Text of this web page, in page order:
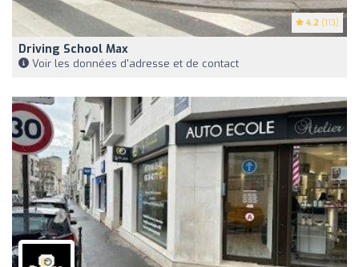
4.2 (113)
Driving School Max
Voir les données d'adresse et de contact